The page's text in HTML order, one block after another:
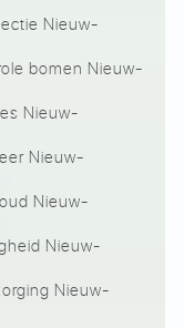
Nieuw-
bomen Nieuw-
Nieuw-
Nieuw-
Nieuw-
Nieuw-
Nieuw-